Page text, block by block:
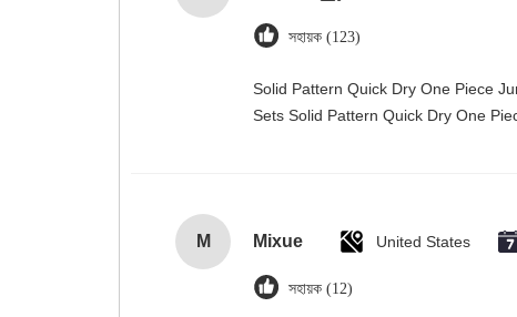
সহায়ক (123)
Solid Pattern Quick Dry One Piece
Sets Solid Pattern Quick Dry One
M Mixue United States
সহায়ক (12)